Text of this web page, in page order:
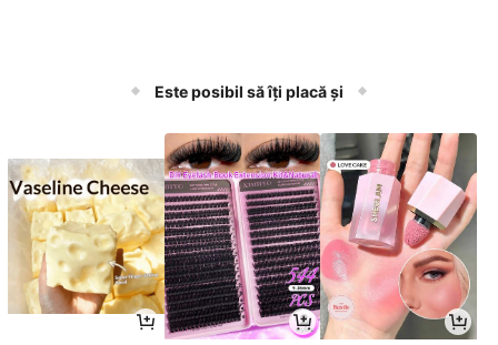
Este posibil să îți placă și